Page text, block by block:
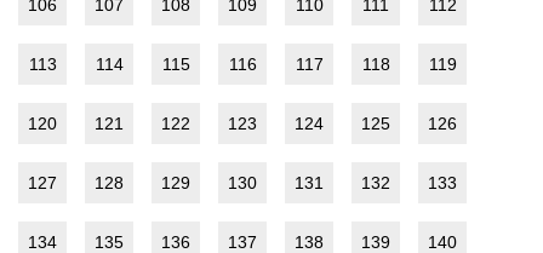
106 107 108 109 110 111 112
113 114 115 116 117 118 119
120 121 122 123 124 125 126
127 128 129 130 131 132 133
134 135 136 137 138 139 140